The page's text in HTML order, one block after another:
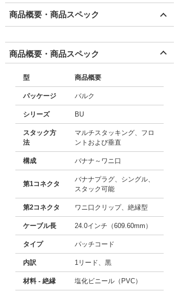
商品概要・商品スペック
商品概要・商品スペック
型 商品概要
パッケージ バルク
シリーズ BU
スタック方
法
マルチスタッキング、フロ
ントおよび垂直
構成 バナナ～ワニ口
第1コネクタ
バナナプラグ、シングル、
スタック可能
第2コネクタ ワニ口クリップ、絶縁型
ケーブル長 24.0インチ（609.60mm）
タイプ パッチコード
内訳 1リード、黒
材料 - 絶縁 塩化ビニール（PVC）